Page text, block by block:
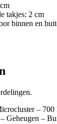
takjes: 2 cm
binnen en
–
Geheugen –